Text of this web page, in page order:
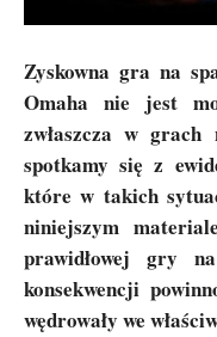
Zyskowna gra na
Omaha nie jest
zwłaszcza w
spotkamy się z
które w takich
niniejszym
prawidłowej gry
konsekwencji
wędrowały we